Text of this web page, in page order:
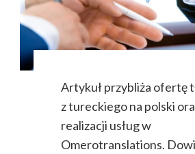
Artykuł przybliża ofertę
z tureckiego na polski
realizacji usług w
Omerotranslations.